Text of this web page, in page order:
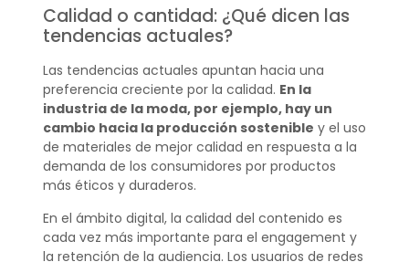
Calidad o cantidad: ¿Qué dicen las
tendencias actuales?
Las tendencias actuales apuntan hacia una
preferencia creciente por la calidad. En la
industria de la moda, por ejemplo, hay un
cambio hacia la producción sostenible y el uso
de materiales de mejor calidad en respuesta a la
demanda de los consumidores por productos
más éticos y duraderos.
En el ámbito digital, la calidad del contenido es
cada vez más importante para el engagement y
la retención de la audiencia. Los usuarios de redes